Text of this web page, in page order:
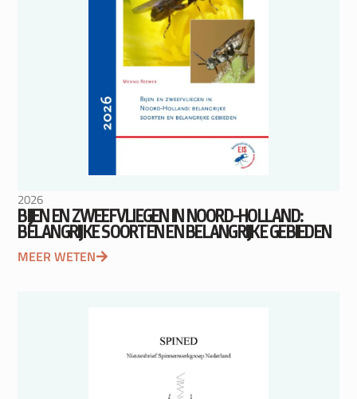
2026
BIJEN EN ZWEEFVLIEGEN IN NOORD-HOLLAND:
BELANGRIJKE SOORTEN EN BELANGRIJKE GEBIEDEN
MEER WETEN